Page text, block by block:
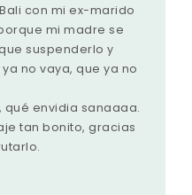
con mi ex-marido
mi madre se
suspenderlo y
no vaya, que ya no
envidia sanaaaa.
tan bonito, gracias